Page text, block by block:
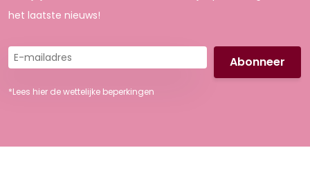
het laatste nieuws!
E-
mailadres
*Lees hier de wettelijke beperkingen